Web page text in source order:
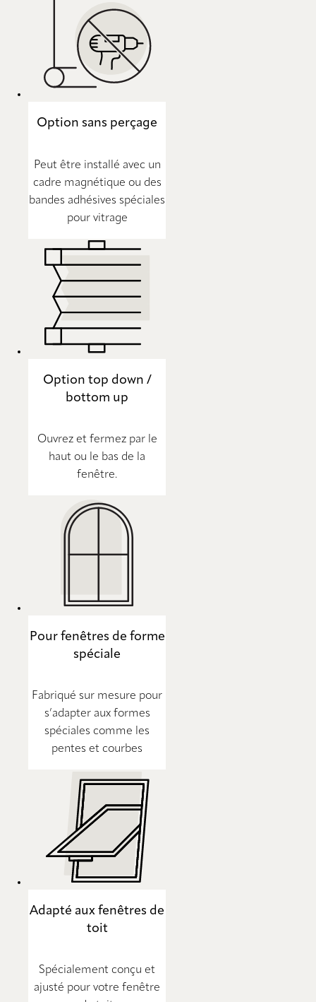
Option sans perçage
Peut être installé avec un
cadre magnétique ou des
bandes adhésives spéciales
pour vitrage
Option top down /
bottom up
Ouvrez et fermez par le
haut ou le bas de la
fenêtre.
Pour fenêtres de forme
spéciale
Fabriqué sur mesure pour
s’adapter aux formes
spéciales comme les
pentes et courbes
Adapté aux fenêtres de
toit
Spécialement conçu et
ajusté pour votre fenêtre